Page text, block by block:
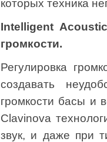
которых техника
Intelligent
громкости.
Регулировка
создавать
громкости басы и
Clavinova
звук, и даже при